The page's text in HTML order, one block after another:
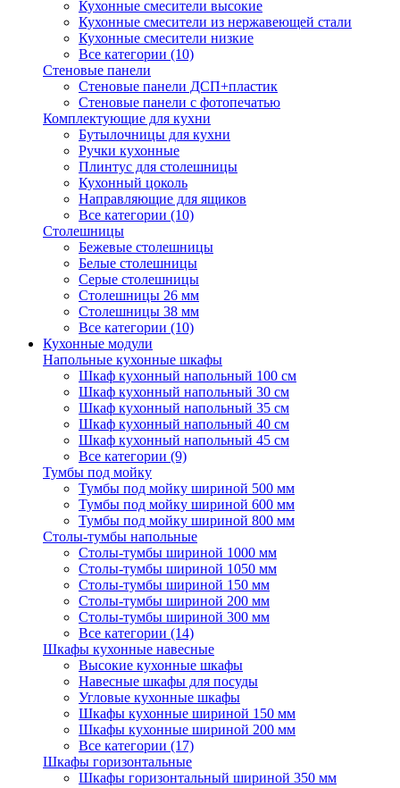
Кухонные смесители высокие
Кухонные смесители из нержавеющей стали
Кухонные смесители низкие
Все категории (10)
Стеновые панели
Стеновые панели ДСП+пластик
Стеновые панели с фотопечатью
Комплектующие для кухни
Бутылочницы для кухни
Ручки кухонные
Плинтус для столешницы
Кухонный цоколь
Направляющие для ящиков
Все категории (10)
Столешницы
Бежевые столешницы
Белые столешницы
Серые столешницы
Столешницы 26 мм
Столешницы 38 мм
Все категории (10)
Кухонные модули
Напольные кухонные шкафы
Шкаф кухонный напольный 100 см
Шкаф кухонный напольный 30 см
Шкаф кухонный напольный 35 см
Шкаф кухонный напольный 40 см
Шкаф кухонный напольный 45 см
Все категории (9)
Тумбы под мойку
Тумбы под мойку шириной 500 мм
Тумбы под мойку шириной 600 мм
Тумбы под мойку шириной 800 мм
Столы-тумбы напольные
Столы-тумбы шириной 1000 мм
Столы-тумбы шириной 1050 мм
Столы-тумбы шириной 150 мм
Столы-тумбы шириной 200 мм
Столы-тумбы шириной 300 мм
Все категории (14)
Шкафы кухонные навесные
Высокие кухонные шкафы
Навесные шкафы для посуды
Угловые кухонные шкафы
Шкафы кухонные шириной 150 мм
Шкафы кухонные шириной 200 мм
Все категории (17)
Шкафы горизонтальные
Шкафы горизонтальный шириной 350 мм